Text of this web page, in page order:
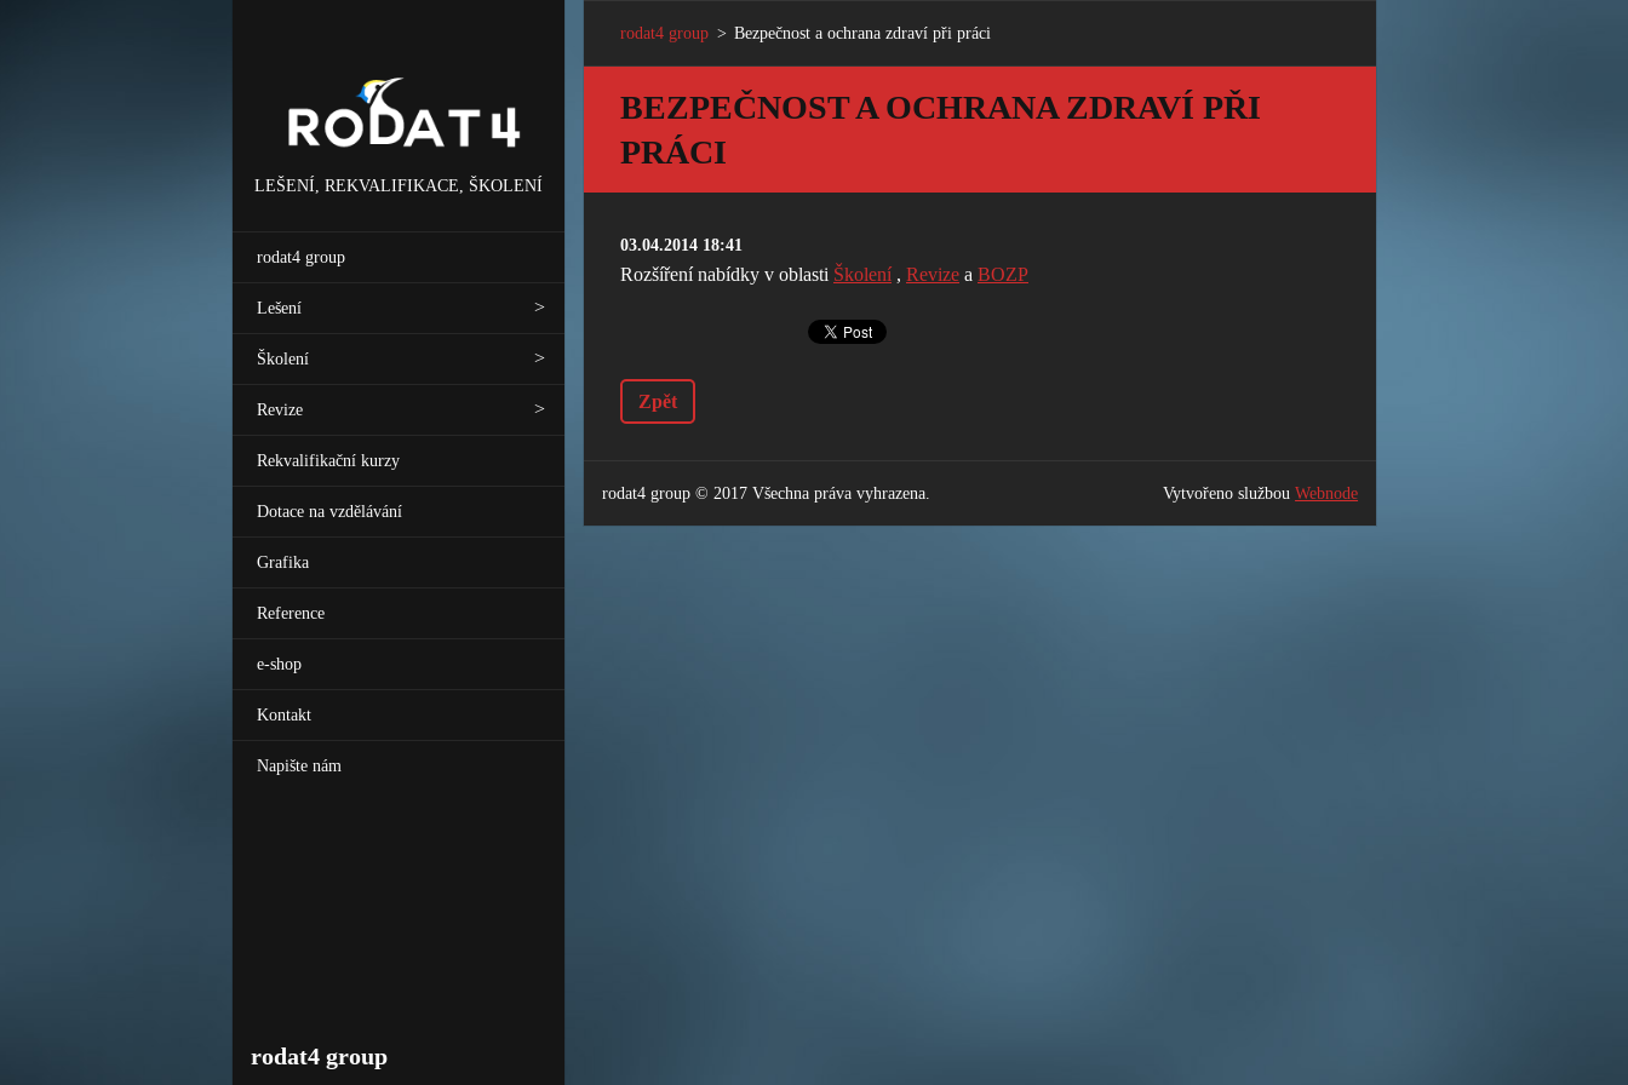
LEŠENÍ, REKVALIFIKACE, ŠKOLENÍ
rodat4 group
Lešení
Školení
Revize
Rekvalifikační kurzy
Dotace na vzdělávání
Grafika
Reference
e-shop
Kontakt
Napište nám
rodat4 group
rodat4 group > Bezpečnost a ochrana zdraví při práci
BEZPEČNOST A OCHRANA ZDRAVÍ PŘI
PRÁCI
03.04.2014 18:41
Rozšíření nabídky v oblasti Školení , Revize a BOZP
Zpět
rodat4 group © 2017 Všechna práva vyhrazena. Vytvořeno službouWebnode